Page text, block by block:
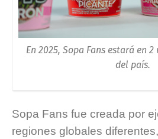
En 2025, Sopa Fans estará en
del país.
Sopa Fans fue creada por
regiones globales